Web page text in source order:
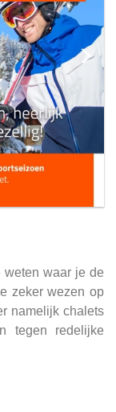
weten waar je de
zeker wezen op
namelijk chalets
tegen redelijke